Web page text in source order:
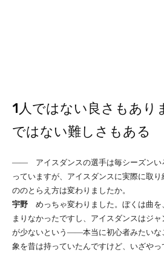
1人ではない良さもあり
ではない難しさもある
―― アイスダンスの選手は毎シーズンい
っていますが、アイスダンスに実際に取
ののとらえ方は変わりましたか。
宇野 めっちゃ変わりました。ぼくは曲を
まりなかったですし、アイスダンスはジ
が少ないという――本当に初心者みたいな
象を昔は持っていたんですけど、いざや